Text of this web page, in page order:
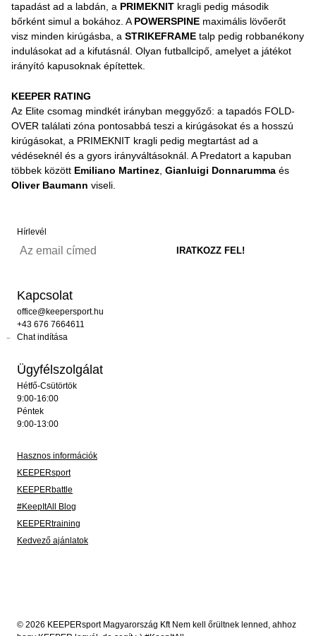
tapadást ad a labdán, a PRIMEKNIT kragli pedig második
bőrként simul a bokához. A POWERSPINE maximális lövőerőt
visz minden kirúgásba, a STRIKEFRAME talp pedig robbanékony
indulásokat ad a kifutásnál. Olyan futballcipő, amelyet a játékot
irányító kapusoknak építettek.
KEEPER RATING
Az Elite csomag mindkét irányban meggyőző: a tapadós FOLD-
OVER találati zóna pontosabbá teszi a kirúgásokat és a hosszú
kirúgásokat, a PRIMEKNIT kragli pedig megtartást ad a
védéseknél és a gyors irányváltásoknál. A Predatort a kapuban
többek között Emiliano Martinez Gianluigi Donnarumma és
Oliver Baumann viseli.
Hírlevél
Kapcsolat
office@keepersport.hu
+43 676 7664611
Chat indítása
Ügyfélszolgálat
Hétfő-Csütörtök
9:00-16:00
Péntek
9:00-13:00
Hasznos információk
KEEPERsport
KEEPERbattle
#KeepItAll Blog
KEEPERtraining
Kedvező ajánlatok
© 2026 KEEPERsport Magyarország Kft Nem kell őrültnek lenned, ahhoz